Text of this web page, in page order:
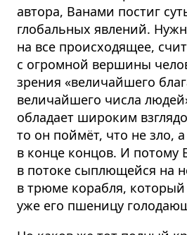
автора, Ванами постиг
глобальных явлений.
на все происходящее,
с огромной вершины
зрения «величайшего
величайшего числа
обладает широким
то он поймёт, что не зло,
в конце концов. И потому
в потоке сыплющейся на
в трюме корабля, который
уже его пшеницу